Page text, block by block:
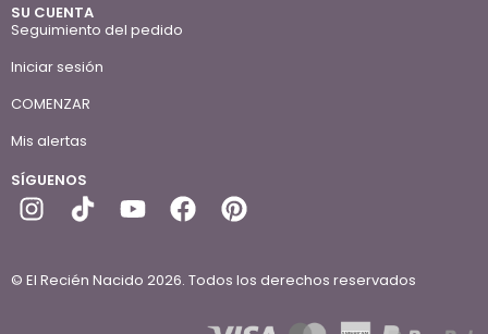
SU CUENTA
Seguimiento del pedido
Iniciar sesión
COMENZAR
Mis alertas
SÍGUENOS
© El Recién Nacido 2026. Todos los derechos reservados